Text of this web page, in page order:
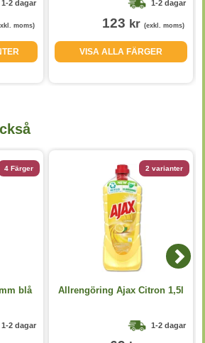
1-2 dagar
moms)
1-2 dagar
123 kr (exkl. moms)
VISA ALLA FÄRGER
4 Färger
blå
1-2 dagar
2 varianter
Allrengöring Ajax Citron 1,5l
1-2 dagar